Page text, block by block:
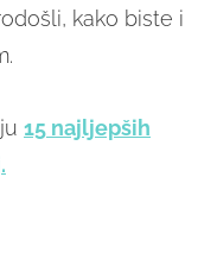
kako biste i
15 najljepših